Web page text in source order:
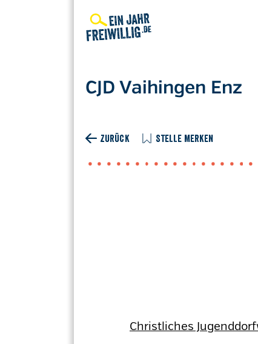
CJD Vaihingen Enz
ZURÜCK STELLE MERKEN
Christliches